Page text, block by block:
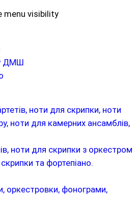
menu visibility
ДМШ
ноти для скрипки, ноти
ноти для камерних ансамблів,
ноти для скрипки з оркестром
та фортепіано.
оркестровки, фонограми,